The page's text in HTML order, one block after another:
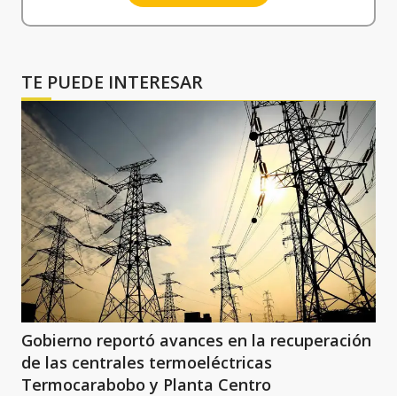
TE PUEDE INTERESAR
Gobierno reportó avances en la recuperación
de las centrales termoeléctricas
Termocarabobo y Planta Centro